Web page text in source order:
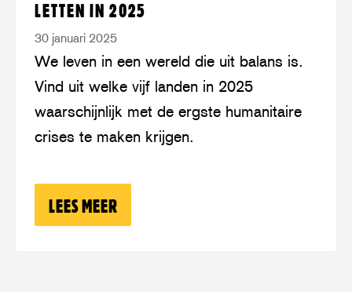
LETTEN IN 2025
30 januari 2025
We leven in een wereld die uit balans is.
Vind uit welke vijf landen in 2025
waarschijnlijk met de ergste humanitaire
crises te maken krijgen.
LEES MEER
grote
conflicten
om
letten
2025